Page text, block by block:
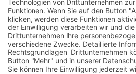
Daimlerstrasse 4
46414 Rhede-NRW,Deutschland
+49 2872 9183021
+49 2872 9183023
info@huenting-bauelemente.de
http://www.huenting-bauelemente.de